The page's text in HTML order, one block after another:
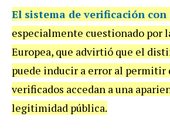
El sistema de verificación
especialmente cuestionado por
Europea, que advirtió que el
puede inducir a error al permitir
verificados accedan a una
legitimidad pública.